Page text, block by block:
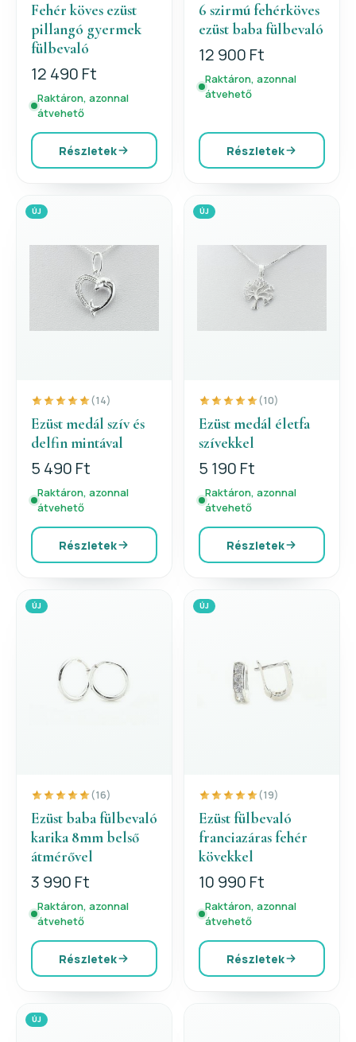
Fehér köves ezüst
pillangó gyermek
fülbevaló
12 490 Ft
Raktáron, azonnal
átvehető
Részletek
6 szirmú fehérköves
ezüst baba fülbevaló
12 900 Ft
Raktáron, azonnal
átvehető
Részletek
ÚJ
(14)
Ezüst medál szív és
delfin mintával
5 490 Ft
Raktáron, azonnal
átvehető
Részletek
ÚJ
(10)
Ezüst medál életfa
szívekkel
5 190 Ft
Raktáron, azonnal
átvehető
Részletek
ÚJ
(16)
Ezüst baba fülbevaló
karika 8mm belső
átmérővel
3 990 Ft
Raktáron, azonnal
átvehető
Részletek
ÚJ
(19)
Ezüst fülbevaló
franciazáras fehér
kövekkel
10 990 Ft
Raktáron, azonnal
átvehető
Részletek
ÚJ